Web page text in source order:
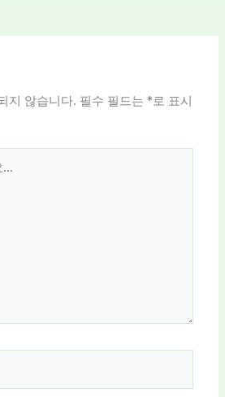
지 않습니다. 필수 필드는*로 표시